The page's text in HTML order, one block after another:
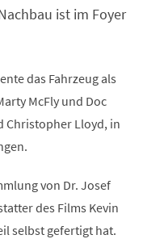
ist im Foyer
das Fahrzeug als
McFly und Doc
Christopher Lloyd, in
von Dr. Josef
des Films Kevin
selbst gefertigt hat.